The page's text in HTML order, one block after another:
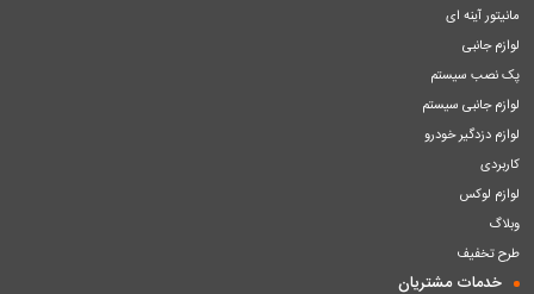
مانیتور آینه ای
لوازم جانبی
پک نصب سیستم
لوازم جانبی سیستم
لوازم دزدگیر خودرو
کاربردی
لوازم لوکس
وبلاگ
طرح تخفیف
خدمات مشتریان